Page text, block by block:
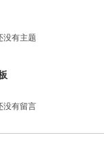
没有主题
没有留言